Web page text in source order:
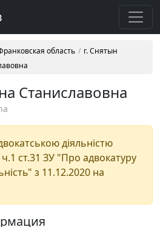
область
г. Снятын
Станиславовна
діяльністю
ст.31 ЗУ "Про адвокатуру
з 11.12.2020 на